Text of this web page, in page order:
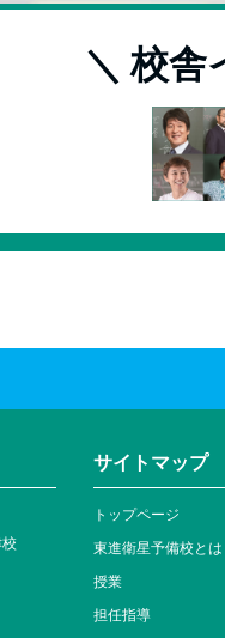
＼ 校舎
サイトマップ
トップページ
東進衛星予備校とは
授業
担任指導